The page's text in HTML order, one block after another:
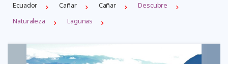
Ecuador Cañar Cañar
Descubre
Naturaleza
Lagunas